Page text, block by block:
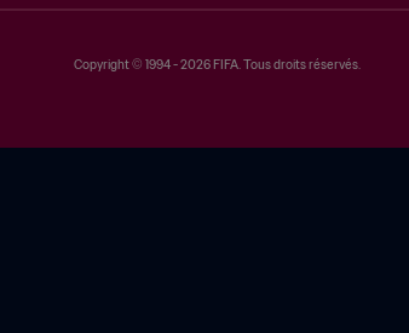
Copyright © 1994 - 2026 FIFA. Tous droits réservés.